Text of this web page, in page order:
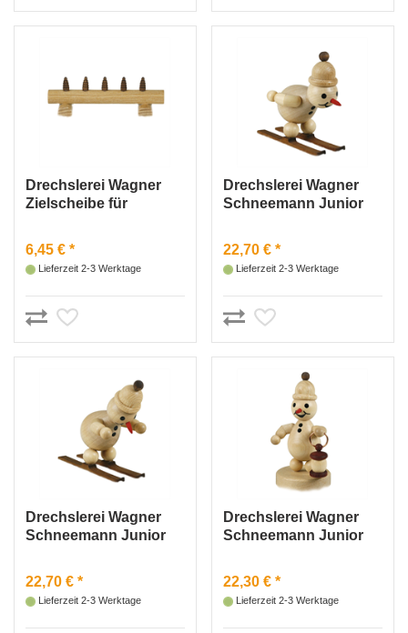
Drechslerei Wagner
Zielscheibe für
6,45 € *
Lieferzeit 2-3 Werktage
Drechslerei Wagner
Schneemann Junior
Absprung“ Mütze
22,70 € *
Lieferzeit 2-3 Werktage
Drechslerei Wagner
Schneemann Junior
22,70 € *
Lieferzeit 2-3 Werktage
Drechslerei Wagner
Schneemann Junior
22,30 € *
Lieferzeit 2-3 Werktage